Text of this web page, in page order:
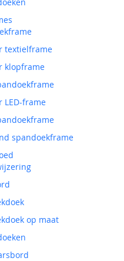
textielframe
klopframe
LED-frame
spandoekframe
op maat